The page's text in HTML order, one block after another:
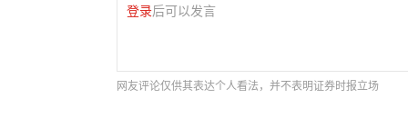
登录后可以发言
网友评论仅供其表达个人看法，并不表明证券时报立场